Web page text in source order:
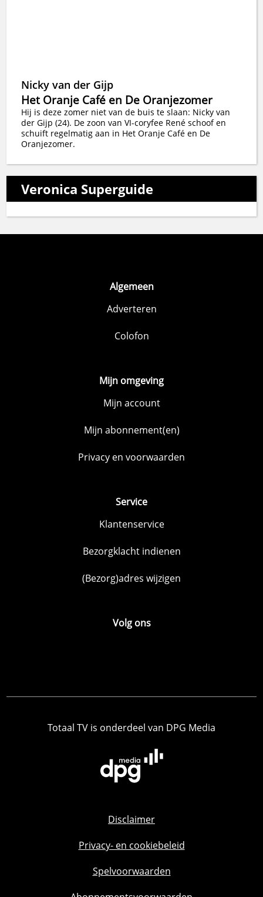
Nicky van der Gijp
Het Oranje Café en De Oranjezomer
Hij is deze zomer niet van de buis te slaan: Nicky van
der Gijp (24). De zoon van VI-coryfee René schoof en
schuift regelmatig aan in Het Oranje Café en De
Oranjezomer.
Veronica Superguide
Algemeen
Adverteren
Colofon
Mijn omgeving
Mijn account
Mijn abonnement(en)
Privacy en voorwaarden
Service
Klantenservice
Bezorgklacht indienen
(Bezorg)adres wijzigen
Volg ons
Totaal TV is onderdeel van DPG Media
Disclaimer
Privacy- en cookiebeleid
Spelvoorwaarden